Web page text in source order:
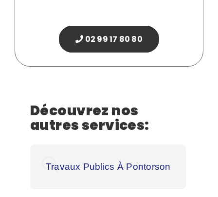
02 99 17 80 80
Découvrez nos
autres services:
Travaux Publics À Pontorson